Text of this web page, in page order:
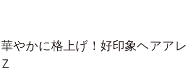
やかに格上げ！好印象ヘアア